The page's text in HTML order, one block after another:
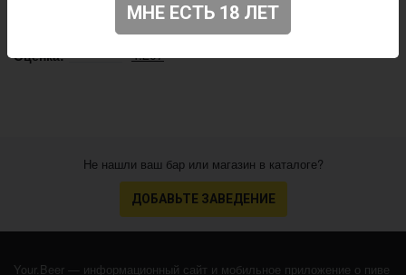
Оценка:
4.207
Не нашли ваш бар или магазин в каталоге?
ДОБАВЬТЕ ЗАВЕДЕНИЕ
Your.Beer — информационный сайт и мобильное приложение о пиве
МНЕ ЕСТЬ 18 ЛЕТ